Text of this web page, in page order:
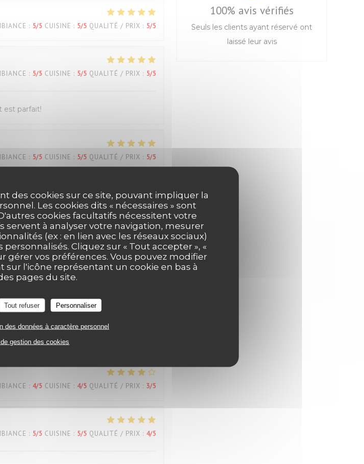
des cookies sur ce site, pouvant impliquer la
Les cookies dits « nécessaires » sont
cookies facultatifs nécessitent votre
servent à analyser votre navigation, mesurer
(ex : en lien avec les réseaux sociaux)
Cliquez sur « Tout accepter », «
gérer vos préférences. Vous pouvez modifier
l'icône représentant un cookie en bas à
pages du site.
Tout refuser Personnaliser
des données à caractère personnel
gestion des cookies
: 5/5 CUISINE : 5/5 QUALITÉ / PRIX : 5/5
: 5/5 CUISINE : 5/5 QUALITÉ / PRIX : 5/5
est parfait!
: 5/5 CUISINE : 5/5 QUALITÉ / PRIX : 5/5
pizza dessert y compris personnels
: 5/5 CUISINE: 5/5 QUALITÉ / PRIX: 5 /5
/5 CUISINE
: 4/5 CUISINE : 4/5 QUALITÉ / PRIX : 3/5
: 5/5 CUISINE : 5/5 QUALITÉ / PRIX : 4/5
100% avis vérifiés
Seuls les clients ayant réservé ont
laissé leur avis